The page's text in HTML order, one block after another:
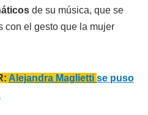
de su música, que se
con el gesto que la mujer
Alejandra Maglietti se puso